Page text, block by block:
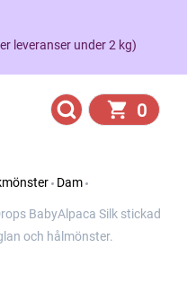
leveranser under 2 kg)
0
Dam
BabyAlpaca Silk stickad
och hålmönster.